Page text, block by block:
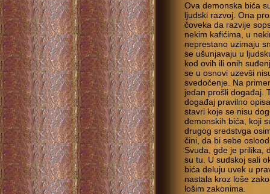
Ova demonska bića
ljudski razvoj. Ona
čoveka da razvije
nekim kafićima, u
neprestano uzimaju
se ušunjavaju u
kod ovih ili onih
se u osnovi uzevši
svedočenje. Na
jedan prošli događaj.
događaj pravilno
stavri koje se nisu
demonskih bića, koji
drugog sredstvga
čini, da bi sebe
Svuda, gde je prilika,
su tu. U sudskoj sali
bića deluju uvek u
nastala kroz loše
lošim zakonima.